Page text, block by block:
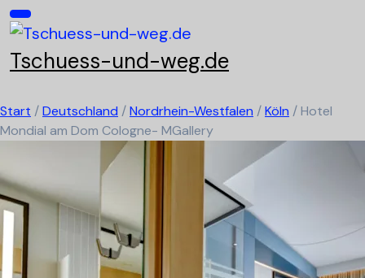
Skip
to
Tschuess-und-weg.de
Start /Deutschland /Nordrhein-Westfalen /Köln /Hotel
Mondial am Dom Cologne- MGallery